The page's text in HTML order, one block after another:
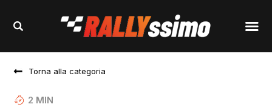
Torna alla categoria
2 MIN